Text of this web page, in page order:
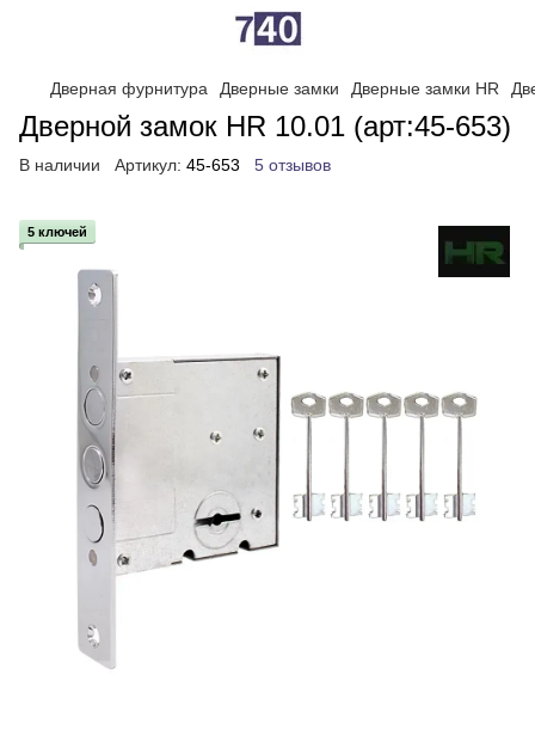
Дверная фурнитура Дверные замки Дверные замки HR
Дверной замок HR 10.01 (арт:45-653)
В наличии Артикул: 45-653 5 отзывов
5 ключей